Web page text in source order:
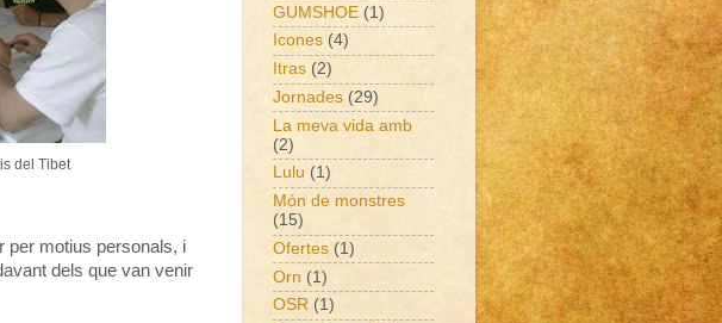
del Tibet
per motius personals, i
dels que van venir
GUMSHOE (1)
Icones (4)
Itras (2)
Jornades (29)
La meva vida amb
(2)
Lulu (1)
Món de monstres
(15)
Ofertes (1)
Orn (1)
OSR (1)